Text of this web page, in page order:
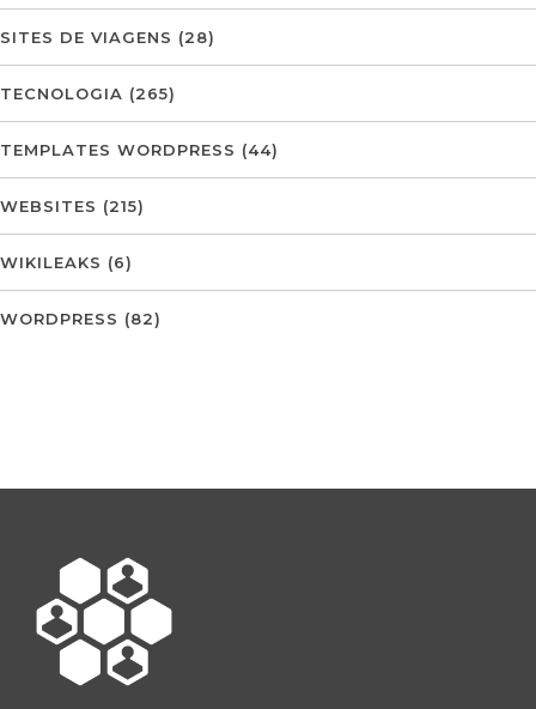
SITES DE VIAGENS (28)
TECNOLOGIA (265)
TEMPLATES WORDPRESS (44)
WEBSITES (215)
WIKILEAKS (6)
WORDPRESS (82)